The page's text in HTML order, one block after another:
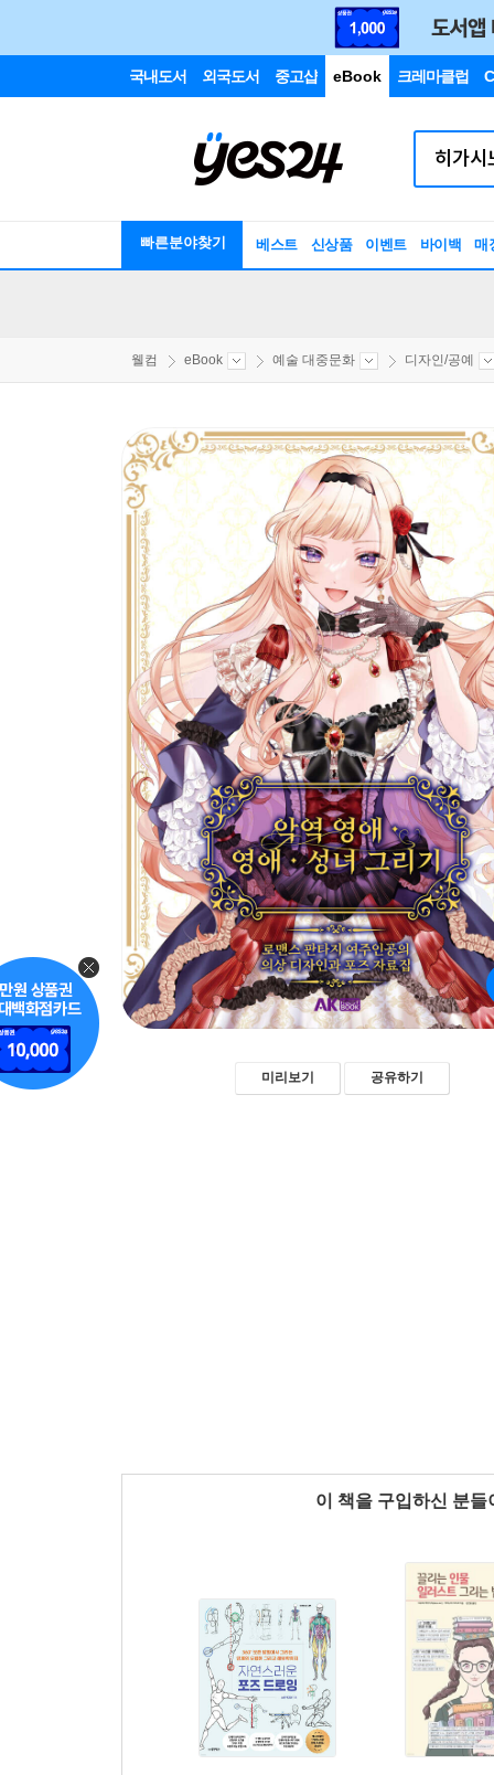
국내도서 외국도서 중고샵 eBook 크레마클럽
빠른분야찾기 베스트 신상품 이벤트 바이백 매
웰컴 eBook 예술 대중문화 디자인/공예
미리보기 공유하기
이 책을 구입하신 분